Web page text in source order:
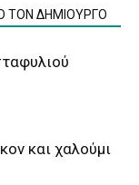
ΤΟΝ ΔΗΜΙΟΥΡΓΟ
και χαλούμι